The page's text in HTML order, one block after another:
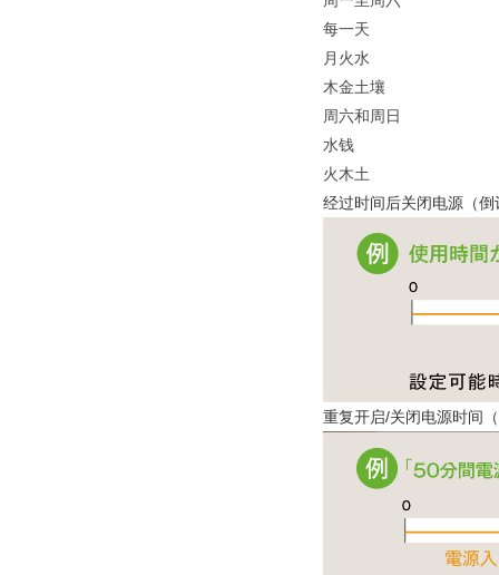
每一天
月火水
木金土壤
周六和周日
水钱
火木土
经过时间后关闭电源（
重复开启/关闭电源时间